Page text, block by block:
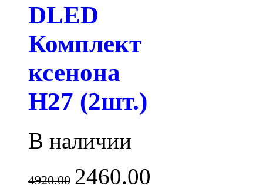
DLED
Комплект
ксенона
H27 (2шт.)
В наличии
4920.00 2460.00